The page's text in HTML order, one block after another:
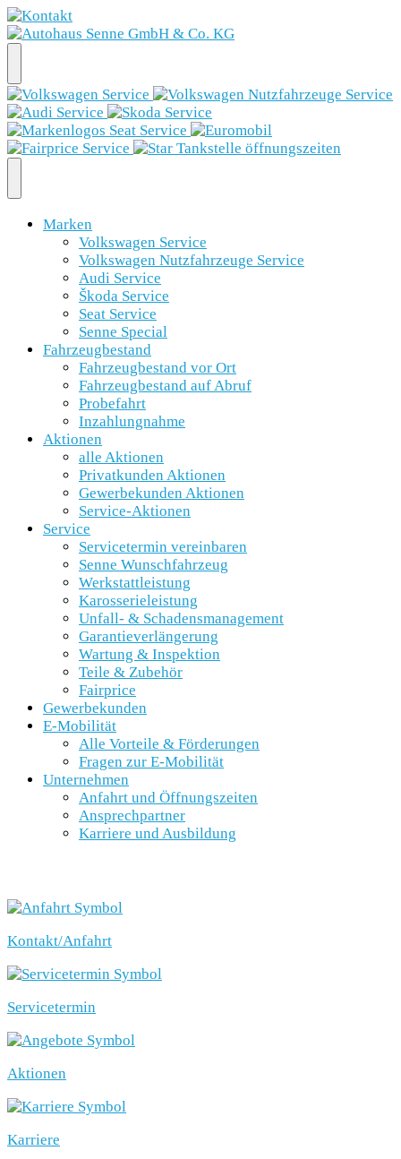
Marken
Volkswagen Service
Volkswagen Nutzfahrzeuge Service
Audi Service
Škoda Service
Seat Service
Senne Special
Fahrzeugbestand
Fahrzeugbestand vor Ort
Fahrzeugbestand auf Abruf
Probefahrt
Inzahlungnahme
Aktionen
alle Aktionen
Privatkunden Aktionen
Gewerbekunden Aktionen
Service-Aktionen
Service
Servicetermin vereinbaren
Senne Wunschfahrzeug
Werkstattleistung
Karosserieleistung
Unfall- & Schadensmanagement
Garantieverlängerung
Wartung & Inspektion
Teile & Zubehör
Fairprice
Gewerbekunden
E-Mobilität
Alle Vorteile & Förderungen
Fragen zur E-Mobilität
Unternehmen
Anfahrt und Öffnungszeiten
Ansprechpartner
Karriere und Ausbildung
Kontakt/Anfahrt
Servicetermin
Aktionen
Karriere